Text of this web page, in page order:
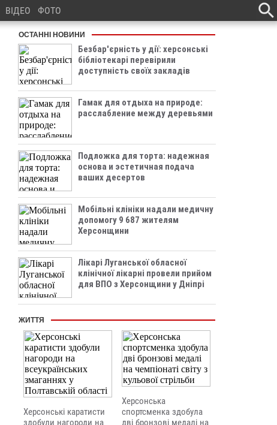
ВІДЕО ФОТО
ОСТАННІ НОВИНИ
Безбар'єрність у дії: херсонські
бібліотекарі перевірили
доступність своїх закладів
Гамак для отдыха на природе:
расслабление между деревьями
Подложка для торта: надежная
основа и эстетичная подача
ваших десертов
Мобільні клініки надали медичну
допомогу 9 687 жителям
Херсонщини
Лікарі Луганської обласної
клінічної лікарні провели прийом
для ВПО з Херсонщини у Дніпрі
ЖИТТЯ
Херсонські каратисти
здобули нагороди на
Херсонська
спортсменка здобула
дві бронзові медалі на